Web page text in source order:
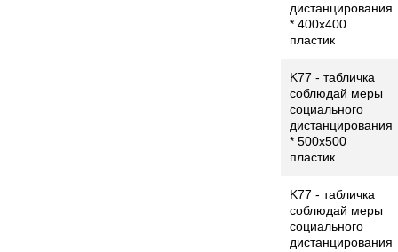
дистанцирования
* 400x400
пластик
K77 - табличка
соблюдай меры
социального
дистанцирования
* 500x500
пластик
K77 - табличка
соблюдай меры
социального
дистанцирования